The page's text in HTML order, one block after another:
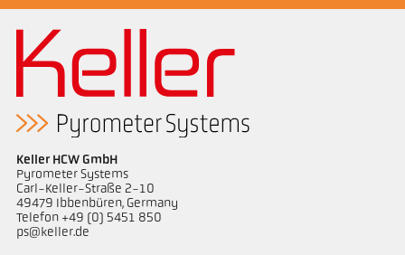
Keller HCW GmbH
Pyrometer Systems
Carl-Keller-Straße 2-10
49479 Ibbenbüren, Germany
Telefon +49 (0) 5451 850
ps@keller.de